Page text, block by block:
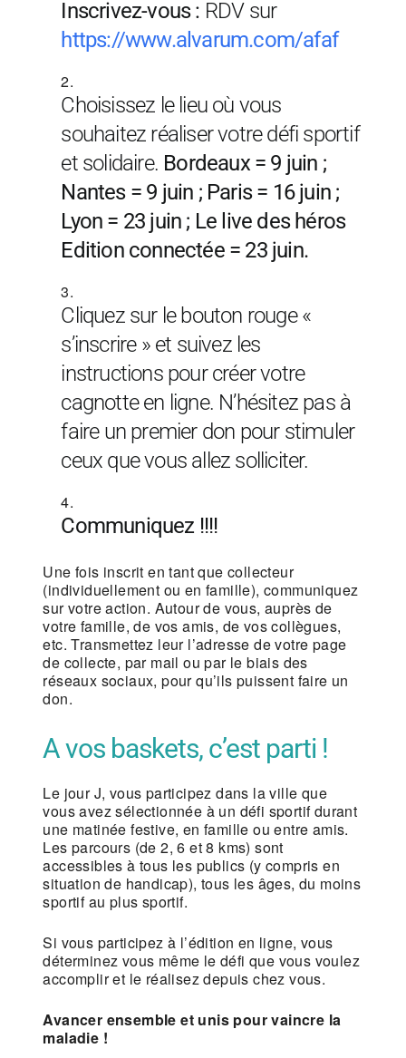
Inscrivez-vous : RDV sur
https://www.alvarum.com/afaf
Choisissez le lieu où vous
souhaitez réaliser votre défi sportif
et solidaire. Bordeaux = 9 juin ;
Nantes = 9 juin ; Paris = 16 juin ;
Lyon = 23 juin ; Le live des héros
Edition connectée = 23 juin.
Cliquez sur le bouton rouge «
s’inscrire » et suivez les
instructions pour créer votre
cagnotte en ligne. N’hésitez pas à
faire un premier don pour stimuler
ceux que vous allez solliciter.
Communiquez !!!!
Une fois inscrit en tant que collecteur
(individuellement ou en famille), communiquez
sur votre action. Autour de vous, auprès de
votre famille, de vos amis, de vos collègues,
etc. Transmettez leur l’adresse de votre page
de collecte, par mail ou par le biais des
réseaux sociaux, pour qu’ils puissent faire un
don.
A vos baskets, c’est parti !
Le jour J, vous participez dans la ville que
vous avez sélectionnée à un défi sportif durant
une matinée festive, en famille ou entre amis.
Les parcours (de 2, 6 et 8 kms) sont
accessibles à tous les publics (y compris en
situation de handicap), tous les âges, du moins
sportif au plus sportif.
Si vous participez à l’édition en ligne, vous
déterminez vous même le défi que vous voulez
accomplir et le réalisez depuis chez vous.
Avancer ensemble et unis pour vaincre la
maladie !